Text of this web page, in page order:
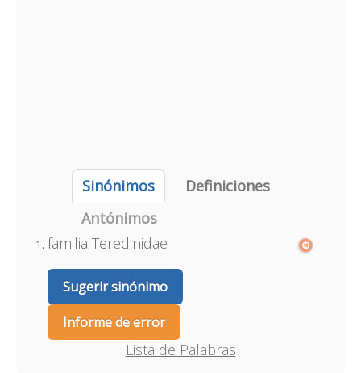
Sinónimos
Definiciones
Antónimos
familia Teredinidae
Sugerir sinónimo
Informe de error
Lista de Palabras